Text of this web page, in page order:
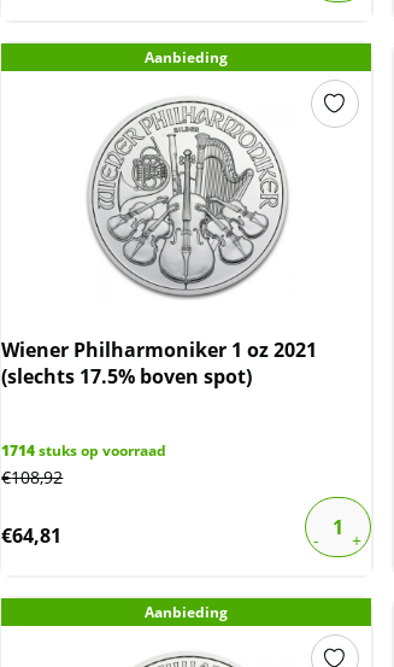
Aanbieding
Wiener Philharmoniker 1 oz 2021
(slechts 17.5% boven spot)
1714stuks op voorraad
€108,92
€64,81
Aanbieding